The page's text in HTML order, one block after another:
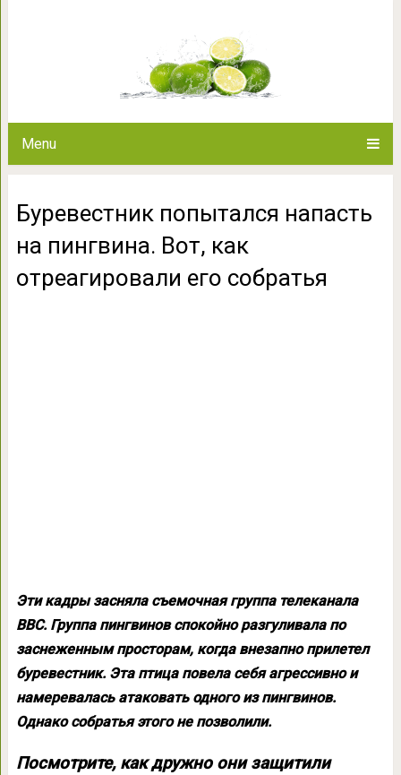
Menu
Буревестник попытался напасть
на пингвина. Вот, как
отреагировали его собратья
Эти кадры засняла съемочная группа телеканала
ВВС. Группа пингвинов спокойно разгуливала по
заснеженным просторам, когда внезапно прилетел
буревестник. Эта птица повела себя агрессивно и
намеревалась атаковать одного из пингвинов.
Однако собратья этого не позволили.
Посмотрите, как дружно они защитили